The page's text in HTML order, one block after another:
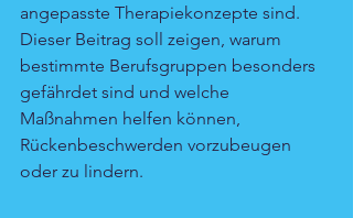
angepasste Therapiekonzepte sind.
Dieser Beitrag soll zeigen, warum
bestimmte Berufsgruppen besonders
gefährdet sind und welche
Maßnahmen helfen können,
Rückenbeschwerden vorzubeugen
oder zu lindern.